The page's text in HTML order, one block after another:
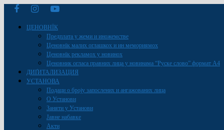
ЦЕНОВНЇК
Предплата у жеми и иножемстве
Ценовнїк малих оглашкох и ин мемориямох
Ценовнїк рекламох у новинох
Ценовник огласа правних лица у новинама “Руске слово” формат A4
ДИҐИТАЛИЗАЦИЯ
УСТАНОВА
Подаци о броју запослених и ангажованих лица
О Установи
Заняти у Установи
Јавне набавке
Акти